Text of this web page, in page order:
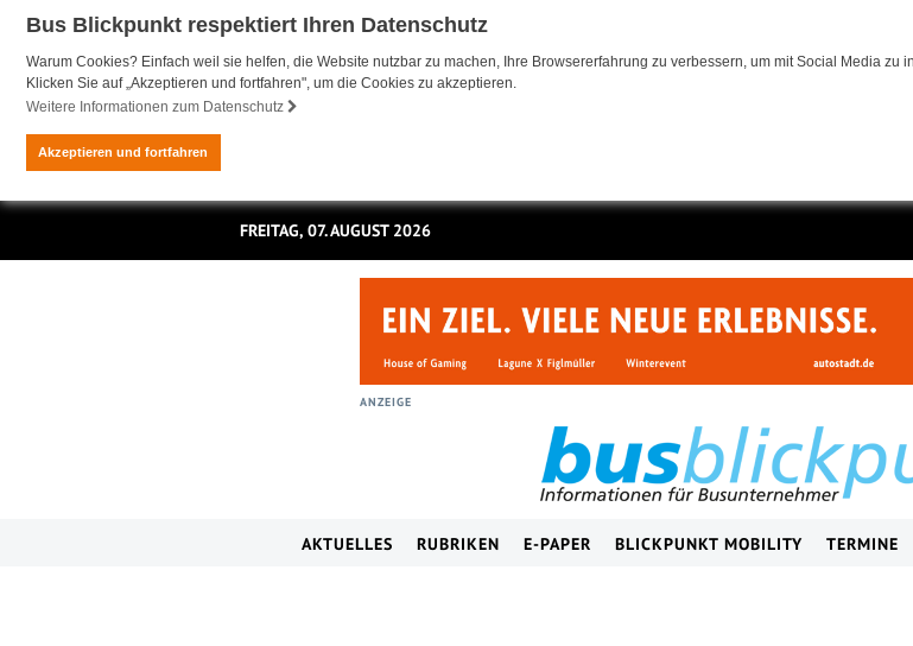
Bus Blickpunkt respektiert Ihren Datenschutz
Warum Cookies? Einfach weil sie helfen, die Website nutzbar zu machen, Ihre Browsererfahrung zu verbessern, um mit Social Media
Klicken Sie auf „Akzeptieren und fortfahren", um die Cookies zu akzeptieren.
Weitere Informationen zum Datenschutz
Akzeptieren und fortfahren
FREITAG, 07. AUGUST 2026
ANZEIGE
AKTUELLES RUBRIKEN E-PAPER BLICKPUNKT MOBILITY TERMINE